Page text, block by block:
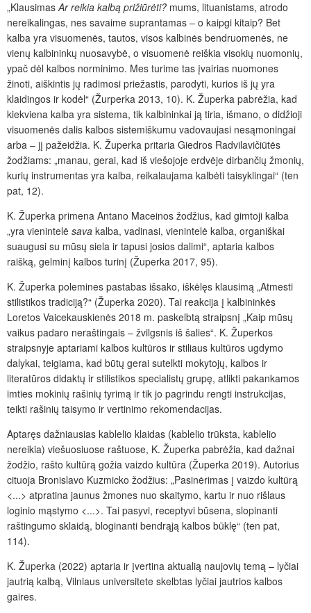
„Klausimas Ar reikia kalbą prižiūrėti? mums, lituanistams, atrodo
nereikalingas, nes savaime suprantamas – o kaipgi kitaip? Bet
kalba yra visuomenės, tautos, visos kalbinės bendruomenės, ne
vienų kalbininkų nuosavybė, o visuomenė reiškia visokių nuomonių,
ypač dėl kalbos norminimo. Mes turime tas įvairias nuomones
žinoti, aiškintis jų radimosi priežastis, parodyti, kurios iš jų yra
klaidingos ir kodėl“ (Žurperka 2013, 10). K. Župerka pabrėžia, kad
kiekviena kalba yra sistema, tik kalbininkai ją tiria, išmano, o didžioji
visuomenės dalis kalbos sistemiškumu vadovaujasi nesąmoningai
arba – jį pažeidžia. K. Župerka pritaria Giedros Radvilavičiūtės
žodžiams: „manau, gerai, kad iš viešojoje erdvėje dirbančių žmonių,
kurių instrumentas yra kalba, reikalaujama kalbėti taisyklingai“ (ten
pat, 12).
K. Župerka primena Antano Maceinos žodžius, kad gimtoji kalba
„yra vienintelė sava kalba, vadinasi, vienintelė kalba, organiškai
suaugusi su mūsų siela ir tapusi josios dalimi“, aptaria kalbos
raišką, gelminį kalbos turinį (Župerka 2017, 95).
K. Župerka polemines pastabas išsako, iškėlęs klausimą „Atmesti
stilistikos tradiciją?“ (Župerka 2020). Tai reakcija į kalbininkės
Loretos Vaicekauskienės 2018 m. paskelbtą straipsnį „Kaip mūsų
vaikus padaro neraštingais – žvilgsnis iš šalies“. K. Župerkos
straipsnyje aptariami kalbos kultūros ir stiliaus kultūros ugdymo
dalykai, teigiama, kad būtų gerai sutelkti mokytojų, kalbos ir
literatūros didaktų ir stilistikos specialistų grupę, atlikti pakankamos
imties mokinių rašinių tyrimą ir tik jo pagrindu rengti instrukcijas,
teikti rašinių taisymo ir vertinimo rekomendacijas.
Aptaręs dažniausias kablelio klaidas (kablelio trūksta, kablelio
nereikia) viešuosiuose raštuose, K. Župerka pabrėžia, kad dažnai
žodžio, rašto kultūrą gožia vaizdo kultūra (Župerka 2019). Autorius
cituoja Bronislavo Kuzmicko žodžius: „Pasinėrimas į vaizdo kultūrą
<...> atpratina jaunus žmones nuo skaitymo, kartu ir nuo rišlaus
loginio mąstymo <...>. Tai pasyvi, receptyvi būsena, slopinanti
raštingumo sklaidą, bloginanti bendrąją kalbos būklę“ (ten pat,
114).
K. Župerka (2022) aptaria ir įvertina aktualią naujovių temą – lyčiai
jautrią kalbą, Vilniaus universitete skelbtas lyčiai jautrios kalbos
gaires.